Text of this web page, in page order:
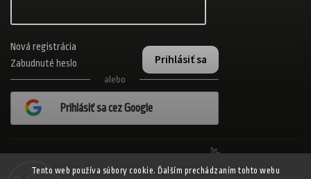
Tento web používa súbory cookie. Ďalším prechádzaním tohto webu
Prihlásiť sa
Nová registrácia
Zabudnuté heslo
alebo
Prihlásiť sa cez Google